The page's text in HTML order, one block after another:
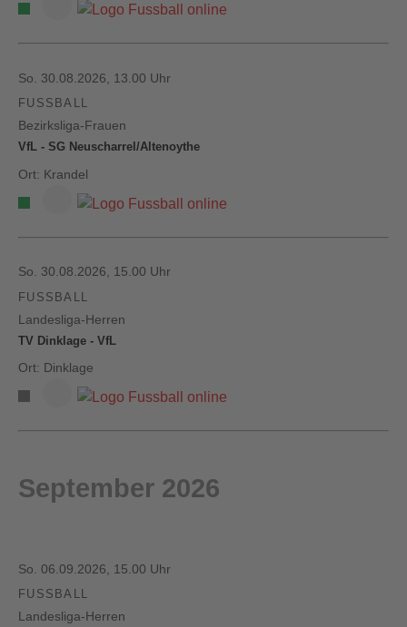
So. 30.08.2026, 13.00 Uhr
FUSSBALL
Bezirksliga-Frauen
VfL - SG Neuscharrel/Altenoythe
Ort: Krandel
So. 30.08.2026, 15.00 Uhr
FUSSBALL
Landesliga-Herren
TV Dinklage - VfL
Ort: Dinklage
September 2026
So. 06.09.2026, 15.00 Uhr
FUSSBALL
Landesliga-Herren